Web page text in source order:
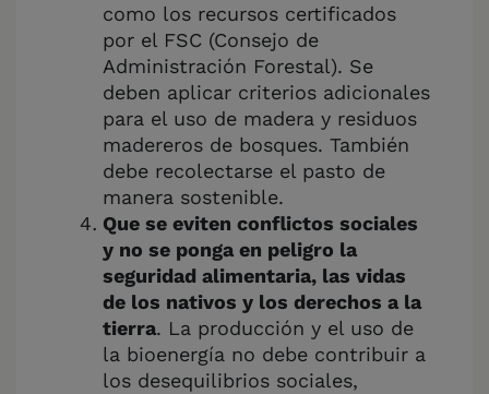
como los recursos certificados
por el FSC (Consejo de
Administración Forestal). Se
deben aplicar criterios adicionales
para el uso de madera y residuos
madereros de bosques. También
debe recolectarse el pasto de
manera sostenible.
Que se eviten conflictos sociales
y no se ponga en peligro la
seguridad alimentaria, las vidas
de los nativos y los derechos a la
tierra. La producción y el uso de
la bioenergía no debe contribuir a
los desequilibrios sociales,